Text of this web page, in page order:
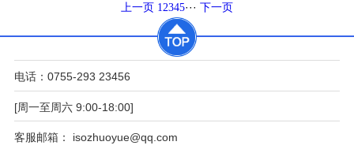
上一页 12345··· 下一页
电话：0755-293 23456
[周一至周六 9:00-18:00]
客服邮箱： isozhuoyue@qq.com